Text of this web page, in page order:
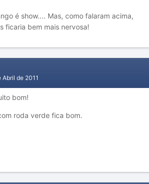
é show.... Mas, como falaram acima,
ficaria bem mais nervosa!
Abril de 2011
bom!
roda verde fica bom.